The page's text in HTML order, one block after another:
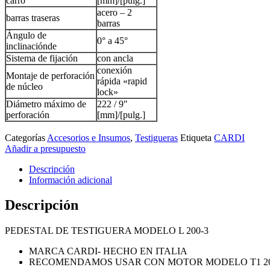
barras traseras
acero – 2
barras
Ángulo de
inclinaciónde
0° a 45°
Sistema de fijación
con ancla
Montaje de perforación
de núcleo
conexión
rápida «rapid
lock»
Diámetro máximo de
perforación
222 / 9″
[mm]/[pulg.]
Categorías Accesorios e Insumos, Testigueras Etiqueta CARDI
Añadir a presupuesto
Descripción
Información adicional
Descripción
PEDESTAL DE TESTIGUERA MODELO L 200-3
MARCA CARDI- HECHO EN ITALIA
RECOMENDAMOS USAR CON MOTOR MODELO T1